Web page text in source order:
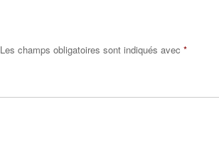
Les champs obligatoires sont indiqués avec *